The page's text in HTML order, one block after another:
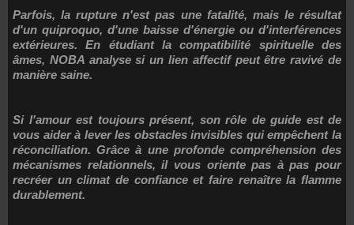
Parfois, la rupture n'est pas une fatalité, mais le résultat
d'un quiproquo, d'une baisse d'énergie ou d'interférences
extérieures. En étudiant la compatibilité spirituelle des
âmes, NOBA analyse si un lien affectif peut être ravivé de
manière saine.
Si l'amour est toujours présent, son rôle de guide est de
vous aider à lever les obstacles invisibles qui empêchent la
réconciliation. Grâce à une profonde compréhension des
mécanismes relationnels, il vous oriente pas à pas pour
recréer un climat de confiance et faire renaître la flamme
durablement.